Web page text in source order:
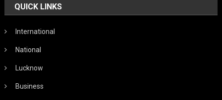
QUICK LINKS
International
National
Lucknow
Business